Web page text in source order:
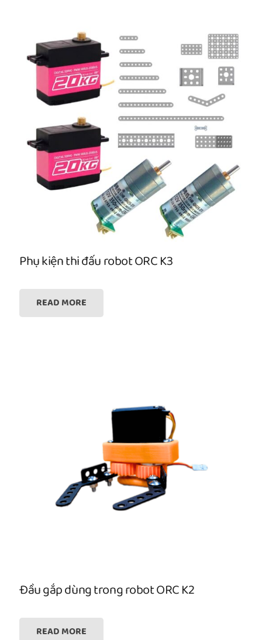
Phụ kiện thi đấu robot ORC K3
READ MORE
Đầu gắp dùng trong robot ORC K2
READ MORE